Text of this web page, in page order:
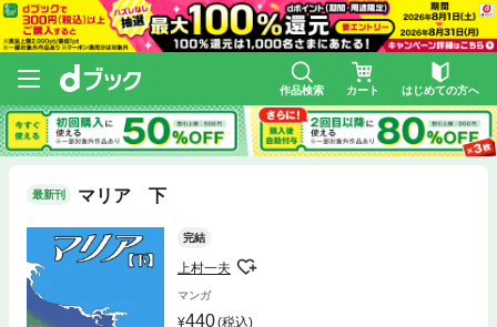
作品検索 カート はじめての方へ
最新刊 マリア 下
完結
上村一夫
マンガ
440(税込)